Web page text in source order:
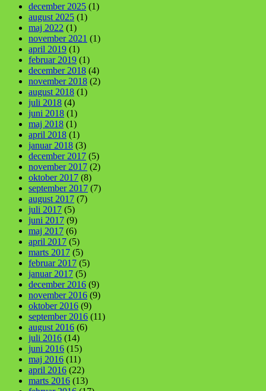
december 2025 (1)
august 2025 (1)
maj 2022 (1)
november 2021 (1)
april 2019 (1)
februar 2019 (1)
december 2018 (4)
november 2018 (2)
august 2018 (1)
juli 2018 (4)
juni 2018 (1)
maj 2018 (1)
april 2018 (1)
januar 2018 (3)
december 2017 (5)
november 2017 (2)
oktober 2017 (8)
september 2017 (7)
august 2017 (7)
juli 2017 (5)
juni 2017 (9)
maj 2017 (6)
april 2017 (5)
marts 2017 (5)
februar 2017 (5)
januar 2017 (5)
december 2016 (9)
november 2016 (9)
oktober 2016 (9)
september 2016 (11)
august 2016 (6)
juli 2016 (14)
juni 2016 (15)
maj 2016 (11)
april 2016 (22)
marts 2016 (13)